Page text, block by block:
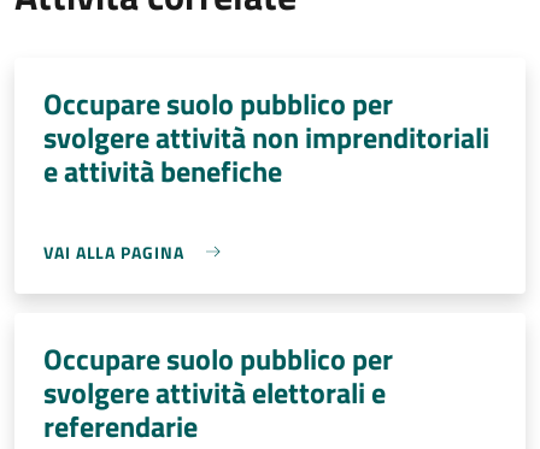
Occupare suolo pubblico per
svolgere attività non imprenditoriali
e attività benefiche
VAI ALLA PAGINA
Occupare suolo pubblico per
svolgere attività elettorali e
referendarie